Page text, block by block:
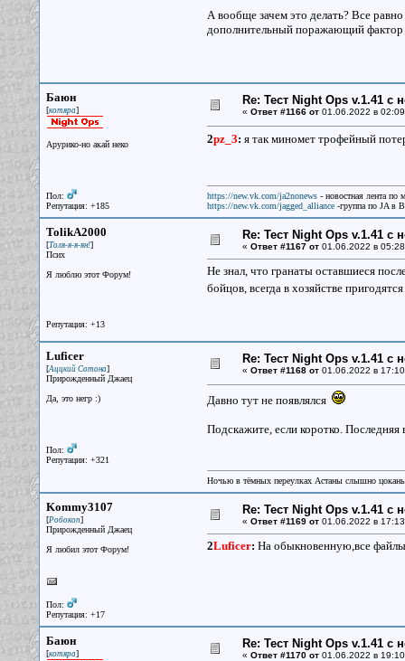
А вообще зачем это делать? Все
дополнительный поражающий
Баюн
[котяра]
Арурико-но акай неко
Пол:
Репутация: +185
Re: Тест Night Ops v.1.41 с
« Ответ #1166 от01.06.2022 в
2pz_3: я так миномет трофейный
https://new.vk.com/ja2nonews- новостная лента по
https://new.vk.com/jagged_alliance-группа по JA в
TolikA2000
[Толя-я-я-ян!]
Псих
Я люблю этот Форум!
Репутация: +13
Re: Тест Night Ops v.1.41 с
« Ответ #1167 от01.06.2022 в
Не знал, что гранаты оставшиеся
бойцов, всегда в хозяйстве пригодятся
Luficer
[Аццкий Сотона]
Прирожденный Джаец
Да, это негр :)
Пол:
Репутация: +321
Re: Тест Night Ops v.1.41 с
« Ответ #1168 от01.06.2022 в
Давно тут не появлялся
Подскажите, если коротко.
Ночью в тёмных переулках Астаны слышно
Kommy3107
[Робокоп]
Прирожденный Джаец
Я любил этот Форум!
Пол:
Репутация: +17
Re: Тест Night Ops v.1.41 с
« Ответ #1169 от01.06.2022 в
2Luficer: На обыкновенную,все
Баюн
[котяра]
Re: Тест Night Ops v.1.41 с
« Ответ #1170 от01.06.2022 в